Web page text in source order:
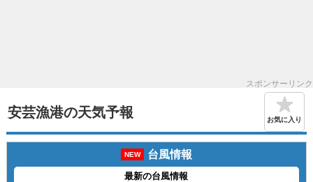
スポンサーリンク
安芸漁港の天気予報 お気に入り
NEW 台風情報
最新の台風情報